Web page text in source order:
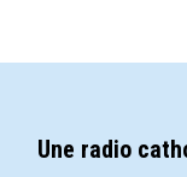
Une radio